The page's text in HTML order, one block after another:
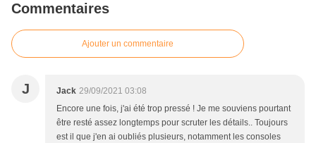
Commentaires
Ajouter un commentaire
J Jack 29/09/2021 03:08
Encore une fois, j'ai été trop pressé ! Je me souviens pourtant
être resté assez longtemps pour scruter les détails.. Toujours
est il que j'en ai oubliés plusieurs, notamment les consoles